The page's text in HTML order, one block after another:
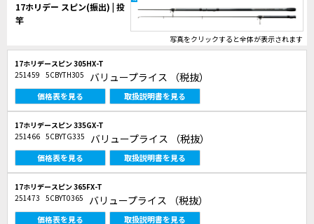
17ホリデー スピン(振出) | 投
竿
写真をクリックすると全体が表示されます
17ホリデースピン 305HX-T
251459 5CBYTH305 バリュープライス （税抜）
価格表を見る 取扱説明書を見る
17ホリデースピン 335GX-T
251466 5CBYTG335 バリュープライス （税抜）
価格表を見る 取扱説明書を見る
17ホリデースピン 365FX-T
251473 5CBYT0365 バリュープライス （税抜）
価格表を見る 取扱説明書を見る